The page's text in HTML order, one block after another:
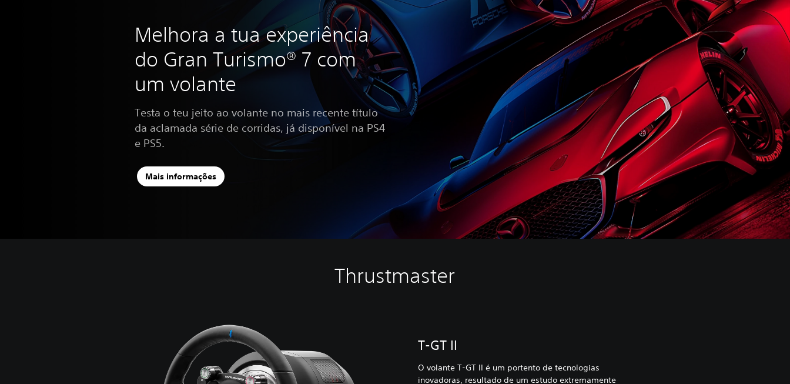
Melhora a tua experiência
do Gran Turismo® 7 com
um volante
Testa o teu jeito ao volante no mais recente título
da aclamada série de corridas, já disponível na PS4
e PS5.
Mais informações
Thrustmaster
T-GT II
O volante T-GT II é um portento de tecnologias
inovadoras, resultado de um estudo extremamente